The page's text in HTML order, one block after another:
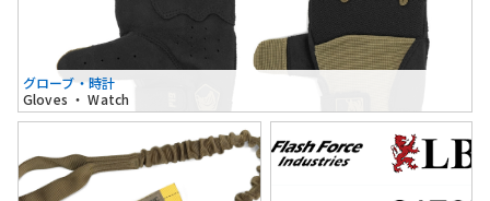
グローブ・時計
Gloves ・ Watch